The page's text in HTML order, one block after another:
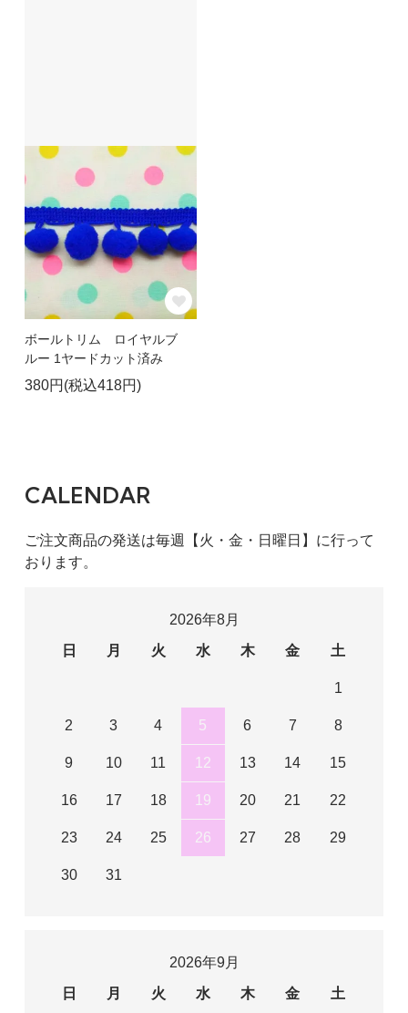
ボールトリム ロイヤルブ
ルー 1ヤードカット済み
380円(税込418円)
CALENDAR
ご注文商品の発送は毎週【火・金・日曜日】に行って
おります。
2026年8月
日
月 火 水 木 金 土
1
2 3 4 5 6 7 8
9 10 11 12 13 14 15
16 17 18 19 20 21 22
23 24 25 26 27 28 29
30 31
2026年9月
日
月 火 水 木 金 土